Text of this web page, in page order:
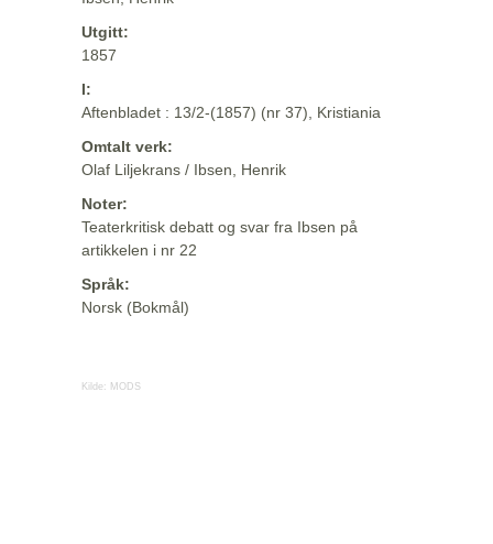
Utgitt:
1857
I:
Aftenbladet : 13/2-(1857) (nr 37), Kristiania
Omtalt verk:
Olaf Liljekrans / Ibsen, Henrik
Noter:
Teaterkritisk debatt og svar fra Ibsen på
artikkelen i nr 22
Språk:
Norsk (Bokmål)
Kilde: MODS